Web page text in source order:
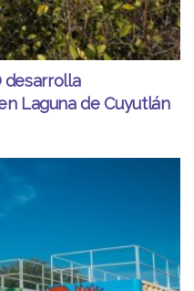
desarrolla
Laguna de Cuyutlán